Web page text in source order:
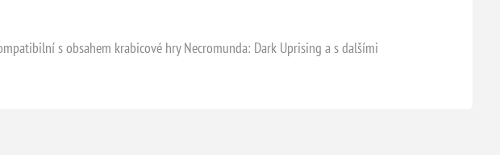
s obsahem krabicové hry Necromunda: Dark Uprising a s dalšími